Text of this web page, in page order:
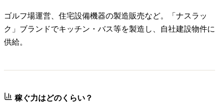
ゴルフ場運営、住宅設備機器の製造販売など。「ナスラッ
ク」ブランドでキッチン・バス等を製造し、自社建設物件に
供給。
稼ぐ力はどのくらい？